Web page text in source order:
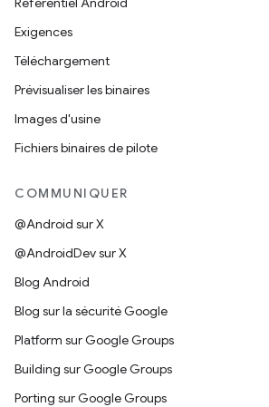
Exigences
Téléchargement
Prévisualiser les binaires
Images d'usine
Fichiers binaires de pilote
COMMUNIQUER
@Android sur X
@AndroidDev sur X
Blog Android
Blog sur la sécurité Google
Platform sur Google Groups
Building sur Google Groups
Porting sur Google Groups